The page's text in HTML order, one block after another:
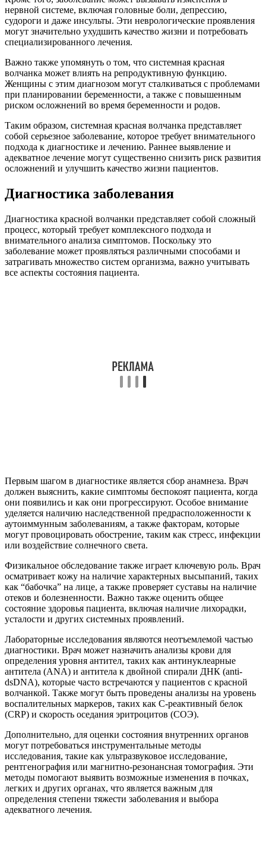
нервной системе, включая головные боли, депрессию,
судороги и даже инсульты. Эти неврологические проявления
могут значительно ухудшить качество жизни и потребовать
специализированного лечения.
Важно также упомянуть о том, что системная красная
волчанка может влиять на репродуктивную функцию.
Женщины с этим диагнозом могут сталкиваться с проблемами
при планировании беременности, а также с повышенным
риском осложнений во время беременности и родов.
Таким образом, системная красная волчанка представляет
собой серьезное заболевание, которое требует внимательного
подхода к диагностике и лечению. Раннее выявление и
адекватное лечение могут существенно снизить риск развития
осложнений и улучшить качество жизни пациентов.
Диагностика заболевания
Диагностика красной волчанки представляет собой сложный
процесс, который требует комплексного подхода и
внимательного анализа симптомов. Поскольку это
заболевание может проявляться различными способами и
затрагивать множество систем организма, важно учитывать
все аспекты состояния пациента.
Первым шагом в диагностике является сбор анамнеза. Врач
должен выяснить, какие симптомы беспокоят пациента, когда
они появились и как они прогрессируют. Особое внимание
уделяется наличию наследственной предрасположенности к
аутоиммунным заболеваниям, а также факторам, которые
могут провоцировать обострение, таким как стресс, инфекции
или воздействие солнечного света.
Физикальное обследование также играет ключевую роль. Врач
осматривает кожу на наличие характерных высыпаний, таких
как “бабочка” на лице, а также проверяет суставы на наличие
отеков и болезненности. Важно также оценить общее
состояние здоровья пациента, включая наличие лихорадки,
усталости и других системных проявлений.
Лабораторные исследования являются неотъемлемой частью
диагностики. Врач может назначить анализы крови для
определения уровня антител, таких как антинуклеарные
антитела (ANA) и антитела к двойной спирали ДНК (anti-
dsDNA), которые часто встречаются у пациентов с красной
волчанкой. Также могут быть проведены анализы на уровень
воспалительных маркеров, таких как С-реактивный белок
(CRP) и скорость оседания эритроцитов (СОЭ).
Дополнительно, для оценки состояния внутренних органов
могут потребоваться инструментальные методы
исследования, такие как ультразвуковое исследование,
рентгенография или магнитно-резонансная томография. Эти
методы помогают выявить возможные изменения в почках,
легких и других органах, что является важным для
определения степени тяжести заболевания и выбора
адекватного лечения.